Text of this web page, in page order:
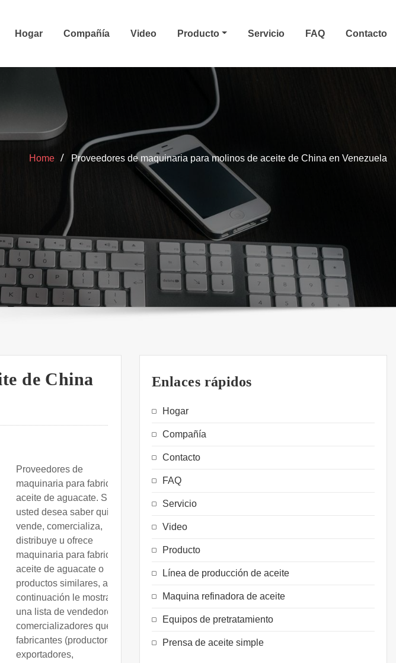
Hogar Compañía Video Producto Servicio FAQ Contacto
Home Proveedores de maquinaria para molinos de aceite de China en Venezuela
de China
Proveedores de
maquinaria para fabricar
aceite de aguacate. Si
usted desea saber quién
vende, comercializa,
distribuye u ofrece
maquinaria para fabricar
aceite de aguacate o
productos similares, a
continuación le mostramos
una lista de vendedores o
comercializadores que son
fabricantes (productores),
exportadores,
Enlaces rápidos
Hogar
Compañía
Contacto
FAQ
Servicio
Video
Producto
Línea de producción de aceite
Maquina refinadora de aceite
Equipos de pretratamiento
Prensa de aceite simple